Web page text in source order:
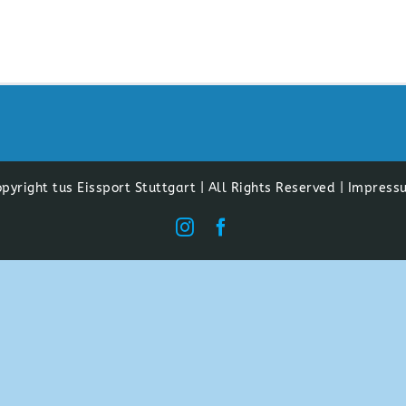
tus Eissport Stuttgart | All Rights Reserved |
Instagram